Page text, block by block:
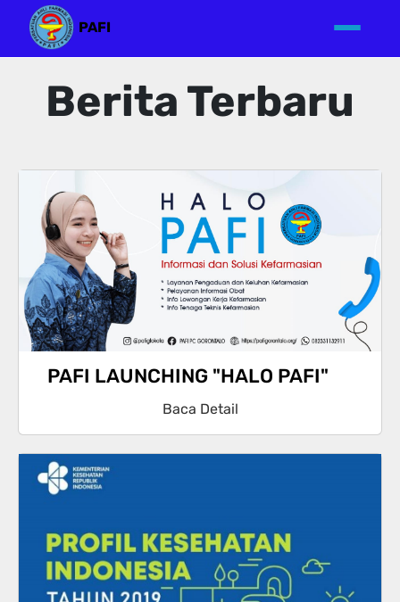
PAFI
Berita Terbaru
PAFI LAUNCHING "HALO PAFI"
Baca Detail